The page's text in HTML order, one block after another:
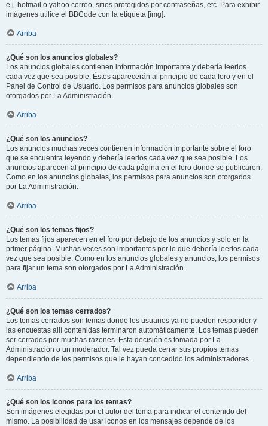
e.j. hotmail o yahoo correo, sitios protegidos por contraseñas, etc. Para exhibir
imágenes utilice el BBCode con la etiqueta [img].
Arriba
¿Qué son los anuncios globales?
Los anuncios globales contienen información importante y debería leerlos
cada vez que sea posible. Éstos aparecerán al principio de cada foro y en el
Panel de Control de Usuario. Los permisos para anuncios globales son
otorgados por La Administración.
Arriba
¿Qué son los anuncios?
Los anuncios muchas veces contienen información importante sobre el foro
que se encuentra leyendo y debería leerlos cada vez que sea posible. Los
anuncios aparecen al principio de cada página en el foro donde se publicaron.
Como en los anuncios globales, los permisos para anuncios son otorgados
por La Administración.
Arriba
¿Qué son los temas fijos?
Los temas fijos aparecen en el foro por debajo de los anuncios y solo en la
primer página. Muchas veces son importantes por lo que debería leerlos cada
vez que sea posible. Como en los anuncios globales y anuncios, los permisos
para fijar un tema son otorgados por La Administración.
Arriba
¿Qué son los temas cerrados?
Los temas cerrados son temas donde los usuarios ya no pueden responder y
las encuestas allí contenidas terminaron automáticamente. Los temas pueden
ser cerrados por muchas razones. Esta decisión es tomada por La
Administración o un moderador. Tal vez pueda cerrar sus propios temas
dependiendo de los permisos que le hayan concedido los administradores.
Arriba
¿Qué son los iconos para los temas?
Son imágenes elegidas por el autor del tema para indicar el contenido del
mismo. La posibilidad de usar iconos en los mensajes depende de los